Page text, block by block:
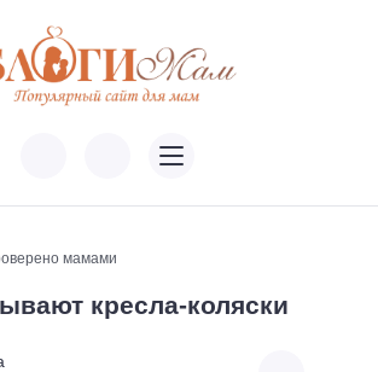
мамами
кресла-коляски